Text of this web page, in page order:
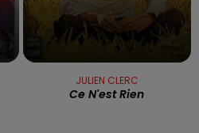
JULIEN CLERC
Ce N'est Rien